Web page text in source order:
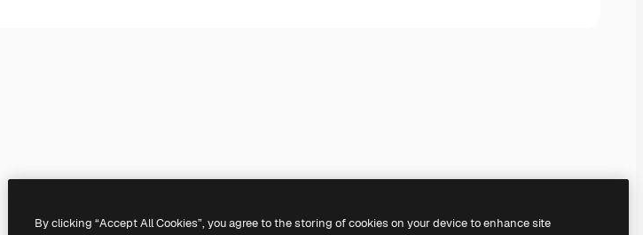
By clicking “Accept All Cookies”, you agree to the storing of cookies on your device to enhance site